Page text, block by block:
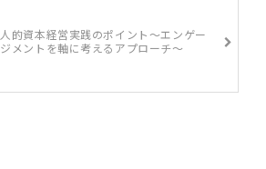
人的資本経営実践のポイント～エンゲー
ジメントを軸に考えるアプローチ～